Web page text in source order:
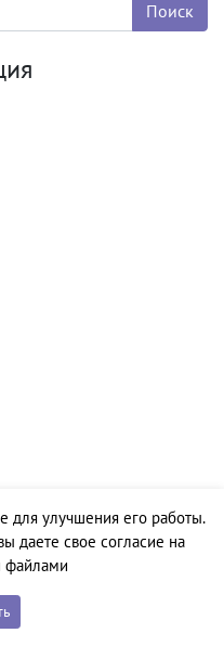
для улучшения его работы.
даете свое согласие на
файлами